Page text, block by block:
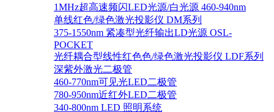
1MHz超高速频闪LED光源/白光源 460-940nm
单线红色/绿色激光投影仪 DM系列
375-1550nm 紧凑型光纤输出LD光源 OSL-
POCKET
光纤耦合型线性红色色/绿色激光投影仪 LDF系列
深紫外激光二极管
460-770nm可见光LED二极管
780-950nm近红外LED二极管
340-800nm LED 照明系统